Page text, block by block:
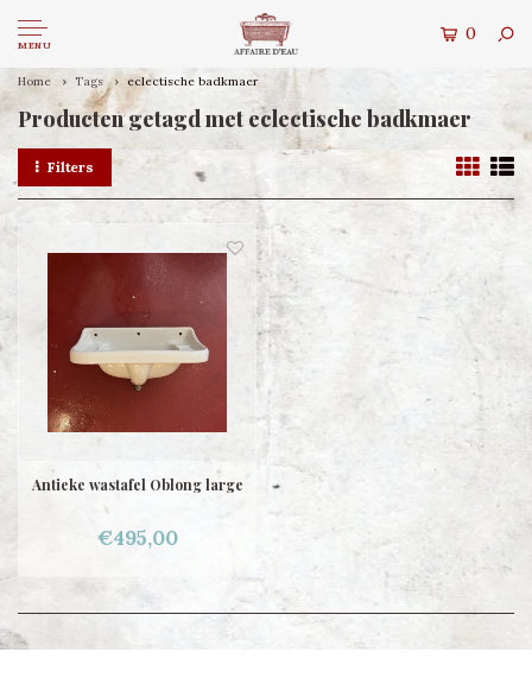
MENU
0
Home Tags eclectische badkmaer
Producten getagd met eclectische badkmaer
Filters
Antieke wastafel Oblong large
€495,00